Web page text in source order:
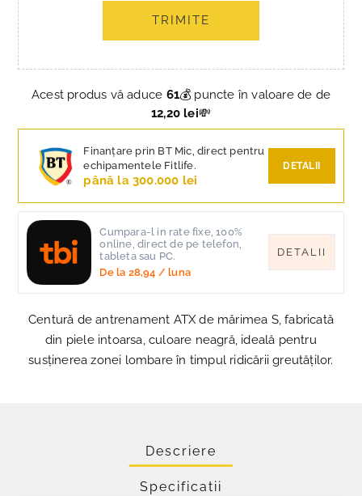
TRIMITE
Acest produs vă aduce 61💰 puncte în valoare de de
12,20 lei💸
Finanțare prin BT Mic, direct pentru
echipamentele Fitlife.
până la 300.000 lei
DETALII
Cumpara-l in rate fixe, 100%
online, direct de pe telefon,
tableta sau PC.
De la 28,94 / luna
DETALII
Centură de antrenament ATX de mărimea S, fabricată
din piele intoarsa, culoare neagră, ideală pentru
susținerea zonei lombare în timpul ridicării greutăților.
Descriere
Specificatii